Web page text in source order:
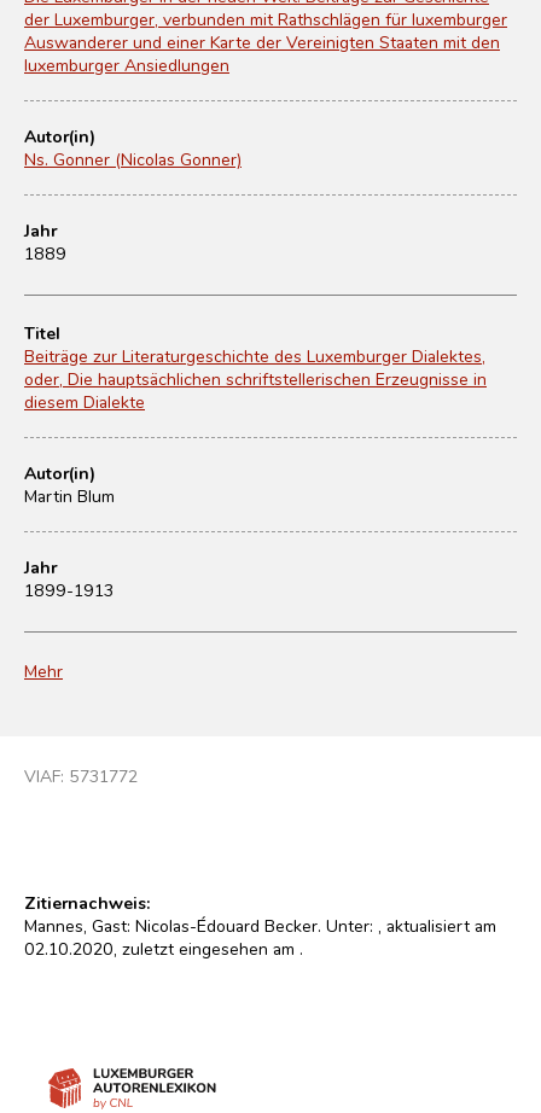
der Luxemburger, verbunden mit Rathschlägen für luxemburger
Auswanderer und einer Karte der Vereinigten Staaten mit den
luxemburger Ansiedlungen
Autor(in)
Ns. Gonner (Nicolas Gonner)
Jahr
1889
Titel
Beiträge zur Literaturgeschichte des Luxemburger Dialektes,
oder, Die hauptsächlichen schriftstellerischen Erzeugnisse in
diesem Dialekte
Autor(in)
Martin Blum
Jahr
1899-1913
Mehr
VIAF: 5731772
Zitiernachweis:
Mannes, Gast: Nicolas-Édouard Becker. Unter: , aktualisiert am
02.10.2020, zuletzt eingesehen am .